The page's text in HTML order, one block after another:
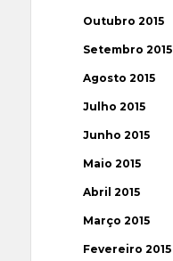
Outubro 2015
Setembro 2015
Agosto 2015
Julho 2015
Junho 2015
Maio 2015
Abril 2015
Março 2015
Fevereiro 2015